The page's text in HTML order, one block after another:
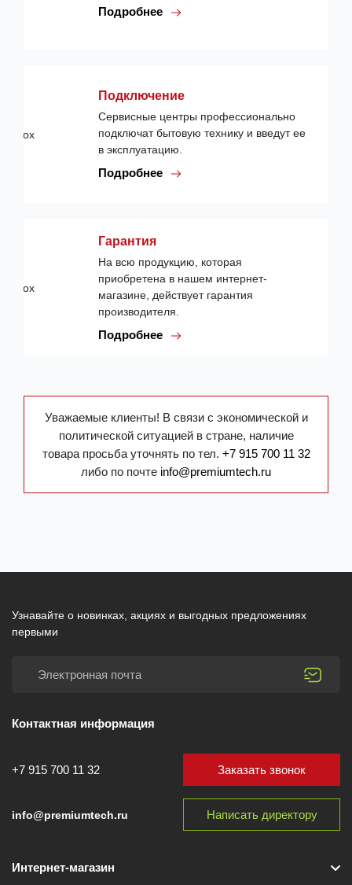
Подробнее
Подключение
Сервисные центры профессионально
подключат бытовую технику и введут ее
в эксплуатацию.
Подробнее
Гарантия
На всю продукцию, которая
приобретена в нашем интернет-
магазине, действует гарантия
производителя.
Подробнее
Уважаемые клиенты! В связи с экономической и
политической ситуацией в стране, наличие
товара просьба уточнять по тел. +7 915 700 11 32
либо по почте info@premiumtech.ru
Узнавайте о новинках, акциях и выгодных предложениях
первыми
Контактная информация
+7 915 700 11 32
info@premiumtech.ru
Заказать звонок
Написать директору
Интернет-магазин